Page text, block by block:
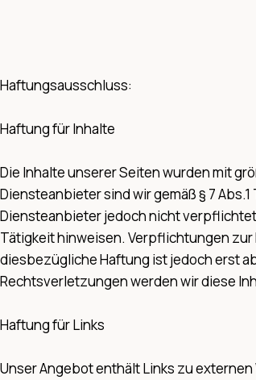
Haftungsausschluss:
Haftung für Inhalte
Die Inhalte unserer Seiten wurden mit
Diensteanbieter sind wir gemäß § 7
Diensteanbieter jedoch nicht
Tätigkeit hinweisen. Verpflichtungen
diesbezügliche Haftung ist jedoch erst
Rechtsverletzungen werden wir diese
Haftung für Links
Unser Angebot enthält Links zu